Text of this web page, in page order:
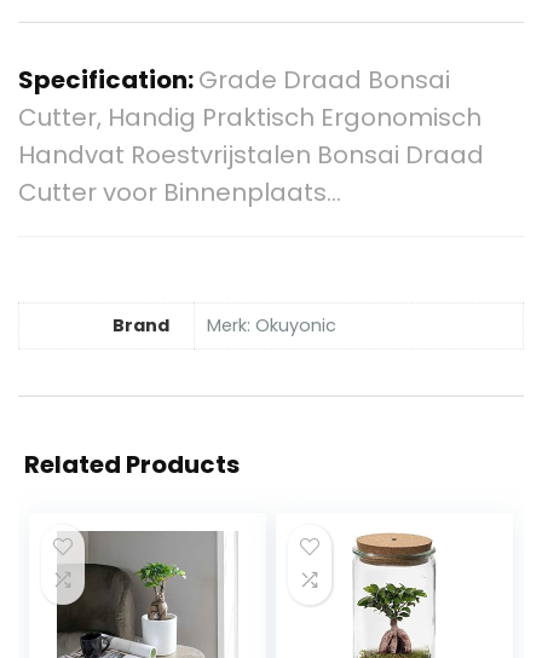
Specification:Grade Draad Bonsai
Cutter, Handig Praktisch Ergonomisch
Handvat Roestvrijstalen Bonsai Draad
Cutter voor Binnenplaats…
Brand Merk: Okuyonic
Related Products